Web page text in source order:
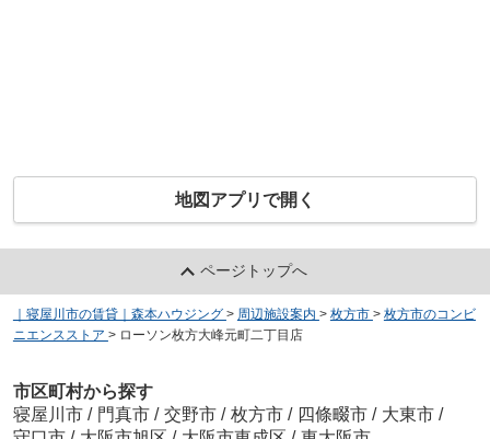
地図アプリで開く
ページトップへ
｜寝屋川市の賃貸｜森本ハウジング > 周辺施設案内 > 枚方市 > 枚方市のコンビ
ニエンスストア > ローソン枚方大峰元町二丁目店
市区町村から探す
寝屋川市 / 門真市 / 交野市 / 枚方市 / 四條畷市 / 大東市 /